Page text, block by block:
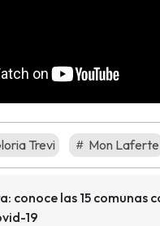
Trevi Mon Laferte
conoce las 15 comunas
19